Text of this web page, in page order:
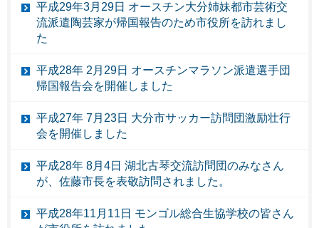
平成29年3月29日 オースチン大分姉妹都市芸術交
流派遣陶芸家が帰国報告のため市役所を訪れまし
た
平成28年 2月29日 オースチンマラソン派遣選手団
帰国報告会を開催しました
平成27年 7月23日 大分市サッカー訪問団激励壮行
会を開催しました
平成28年 8月4日 湖北古琴交流訪問団のみなさん
が、佐藤市長を表敬訪問されました。
平成28年11月11日 モンゴル総合生協学校の皆さん